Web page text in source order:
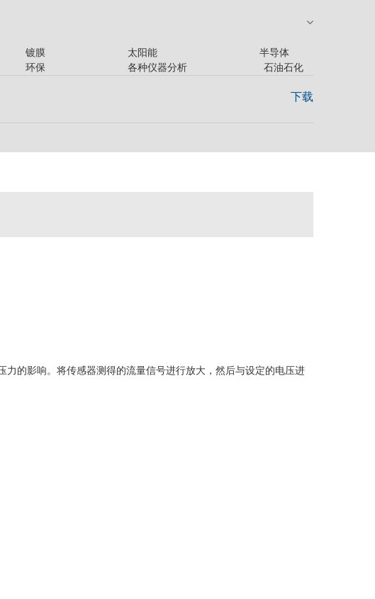
镀膜 太阳能 半导体
环保 各种仪器分析 石油石化
下载
的影响。将传感器测得的流量信号进行放大，然后与设定的电压进